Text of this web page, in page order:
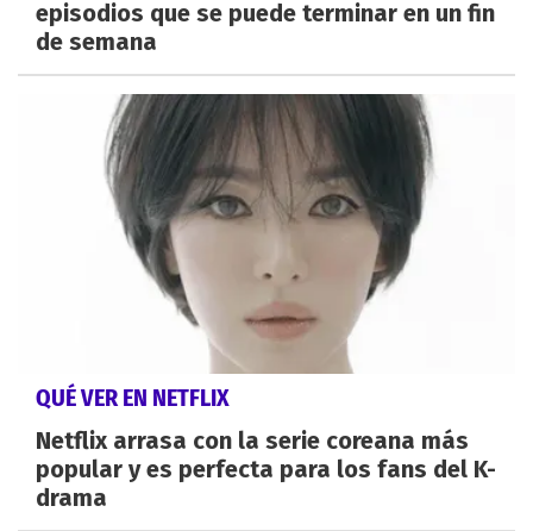
episodios que se puede terminar en un fin
de semana
QUÉ VER EN NETFLIX
Netflix arrasa con la serie coreana más
popular y es perfecta para los fans del K-
drama